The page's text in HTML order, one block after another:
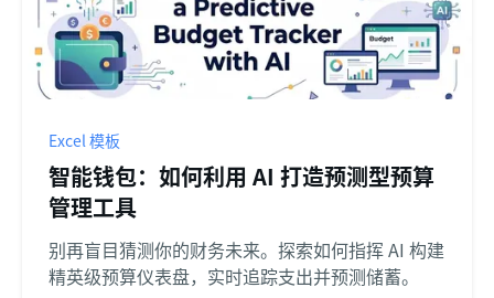
Excel 模板
智能钱包：如何利用 AI 打造预测型预算
管理工具
别再盲目猜测你的财务未来。探索如何指挥 AI 构建
精英级预算仪表盘，实时追踪支出并预测储蓄。